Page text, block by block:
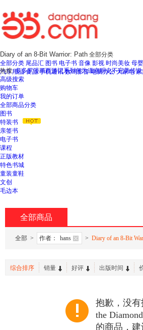
全部分类
全部分类 尾品汇 图书 电子书 音像 影视 时尚美妆 母
汽车用品 食品 手机通讯 数码影音 电脑办公 大家电
热搜:多多罗漫画西游记系列何为道南明史不完美传说
高级搜索
购物车
我的订单
全部商品分类
图书
特装书
亲签书
电子书
课程
正版教材
特色书城
童装童鞋
文创
毛边本
全部商品
全部 > 作者： hans > Diary of an 8-Bit
综合排序 销量 好评 出版时间
抱歉，没有
the
的商品，